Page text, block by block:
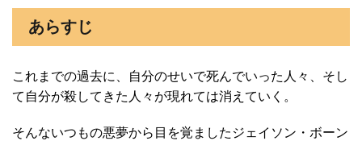
あらすじ
これまでの過去に、自分のせいで死んでいった人々、そし
て自分が殺してきた人々が現れては消えていく。
そんないつもの悪夢から目を覚ましたジェイソン・ボーン